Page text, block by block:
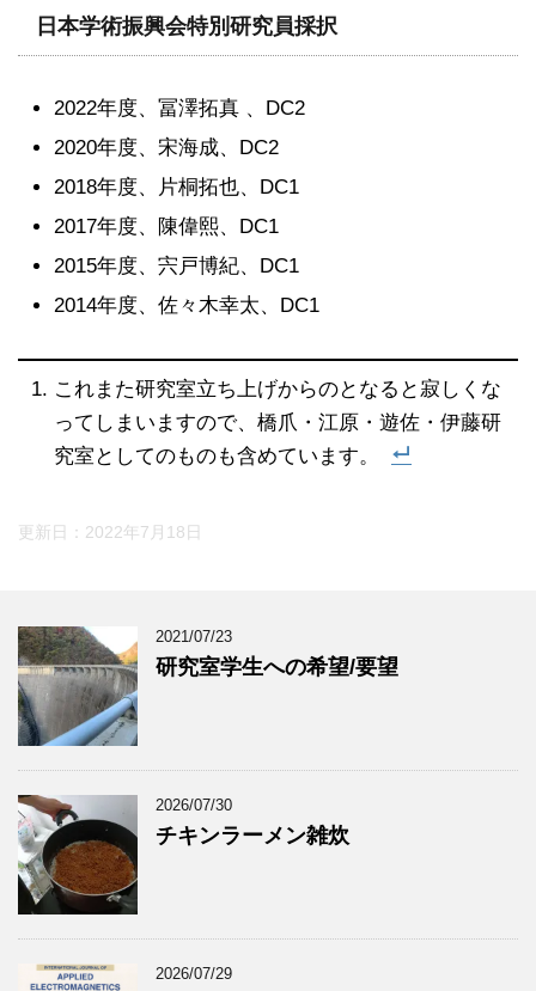
日本学術振興会特別研究員採択
2022年度、冨澤拓真 、DC2
2020年度、宋海成、DC2
2018年度、片桐拓也、DC1
2017年度、陳偉熙、DC1
2015年度、宍戸博紀、DC1
2014年度、佐々木幸太、DC1
これまた研究室立ち上げからのとなると寂しくな
ってしまいますので、橋爪・江原・遊佐・伊藤研
究室としてのものも含めています。
更新日： 2022年7月18日
2021/07/23
研究室学生への希望/要望
2026/07/30
チキンラーメン雑炊
2026/07/29